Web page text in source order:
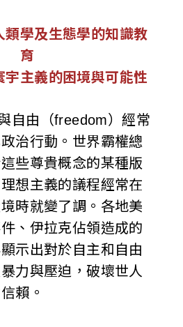
類學及生態學的知識教
育
宇主義的困境與可能性
自由（freedom）經常
治行動。世界霸權總
些尊貴概念的某種版
想主義的議程經常在
時就變了調。各地美
、伊拉克佔領造成的
示出對於自主和自由
力與壓迫，破壞世人
賴。